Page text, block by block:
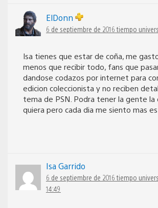
ElDonn
6 de septiembre de 2016 tiempo
Isa tienes que estar de coña, me
menos que recibir todo, fans que
dandose codazos por internet para
edicion coleccionista y no reciben
tema de PSN. Podra tener la gente la
quiera pero cada dia me siento mas
Isa Garrido
6 de septiembre de 2016 tiempo
14:49